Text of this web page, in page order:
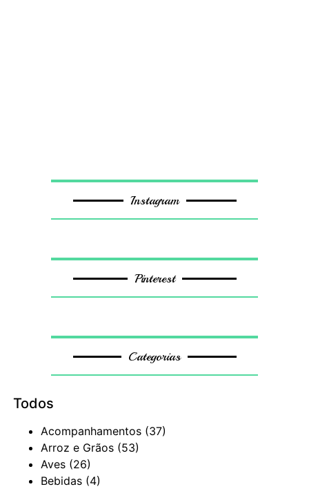
Instagram
Pinterest
Categorias
Todos
Acompanhamentos (37)
Arroz e Grãos (53)
Aves (26)
Bebidas (4)